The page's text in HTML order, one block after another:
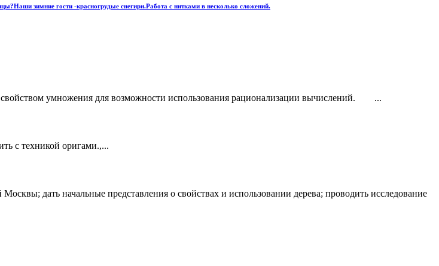
зимние гости -красногрудые снегири.Работа с нитками в несколько сложений.
умножения для возможности использования рационализации вычислений. ...
с техникой оригами.,...
дать начальные представления о свойствах и использовании дерева; проводить исследование